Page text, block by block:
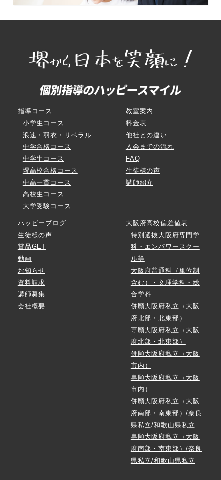
指導コース
小学生コース
浪速・羽衣・リベラル
中学合格コース
中学生コース
堺高校合格コース
中高一貫コース
高校生コース
大学受験コース
教室案内
料金表
他社との違い
入会までの流れ
FAQ
生徒様の声
講師紹介
ハッピーブログ
生徒様の声
賞品GET
動画
お知らせ
資料請求
講師募集
会社概要
大阪府高校偏差値表
特別選抜大阪府専門学
科・エンパワースクー
ル等
大阪府普通科（単位制
含む）・文理学科・総
合学科
併願大阪府私立（大阪
府北部・北東部）
専願大阪府私立（大阪
府北部・北東部）
併願大阪府私立（大阪
市内）
専願大阪府私立（大阪
市内）
併願大阪府私立（大阪
府南部・南東部）/奈良
県私立/和歌山県私立
専願大阪府私立（大阪
府南部・南東部）/奈良
県私立/和歌山県私立